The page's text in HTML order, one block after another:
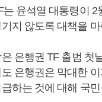
는 윤석열 대통령이 2
지 않도록 대책을
은행권 TF 출범 첫
은행권은 막대한
하는 것에 대해 국